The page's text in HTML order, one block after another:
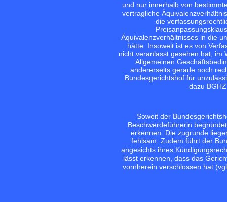
und nur innerhalb von
vertragliche
die
Äquivalenzverhältnisses in die
hätte. Insoweit ist es von
nicht veranlasst gesehen hat, im
Allgemeinen
andererseits gerade noch
Bundesgerichtshof für
dazu
Soweit der
Beschwerdeführerin
erkennen. Die zugrunde
fehlsam. Zudem führt der
angesichts ihres
lässt erkennen, dass das
vornherein verschlossen hat